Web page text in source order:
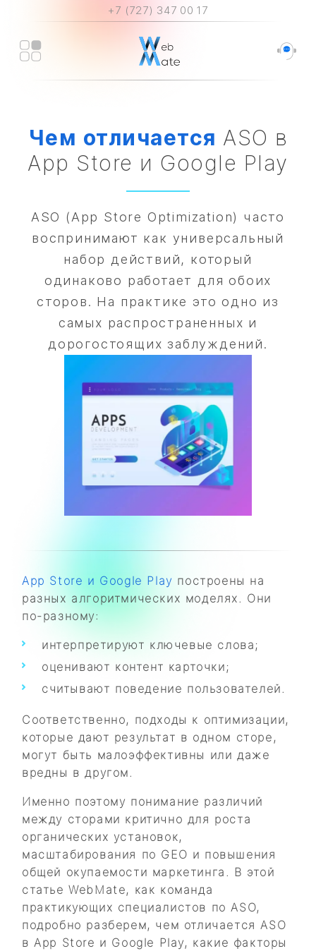
+7 (727) 347 00 17
Чем отличается ASO в
App Store и Google Play
ASO (App Store Optimization) часто
воспринимают как универсальный
набор действий, который
одинаково работает для обоих
сторов. На практике это одно из
самых распространенных и
дорогостоящих заблуждений.
App Store и Google Play построены на
разных алгоритмических моделях. Они
по-разному:
интерпретируют ключевые слова;
оценивают контент карточки;
считывают поведение пользователей.
Соответственно, подходы к оптимизации,
которые дают результат в одном сторе,
могут быть малоэффективны или даже
вредны в другом.
Именно поэтому понимание различий
между сторами критично для роста
органических установок,
масштабирования по GEO и повышения
общей окупаемости маркетинга. В этой
статье WebMate, как команда
практикующих специалистов по ASO,
подробно разберем, чем отличается ASO
в App Store и Google Play, какие факторы